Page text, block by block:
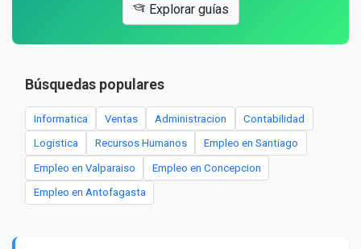
Explorar guías
Búsquedas populares
Informatica Ventas Administracion Contabilidad
Logistica Recursos Humanos Empleo en Santiago
Empleo en Valparaiso Empleo en Concepcion
Empleo en Antofagasta